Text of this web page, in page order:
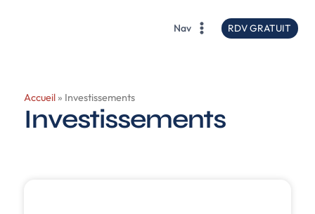
Nav RDV GRATUIT
Accueil » Investissements
Investissements